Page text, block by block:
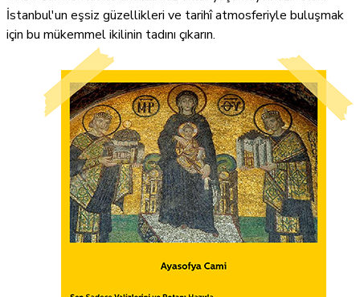
İstanbul'un eşsiz güzellikleri ve tarihî atmosferiyle buluşmak
için bu mükemmel ikilinin tadını çıkarın.